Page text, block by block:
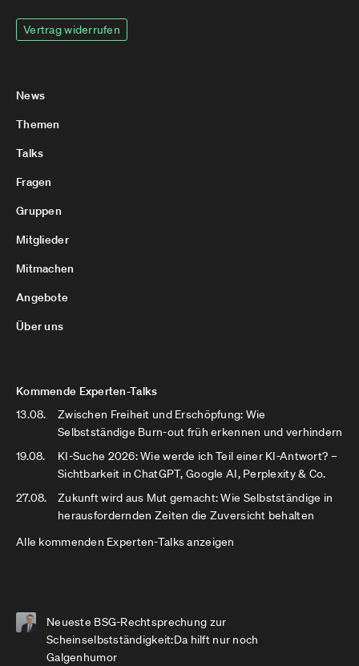
Vertrag widerrufen
News
Themen
Talks
Fragen
Gruppen
Mitglieder
Mitmachen
Angebote
Über uns
Kommende Experten-Talks
13.08.
Zwischen Freiheit und Erschöpfung: Wie
Selbstständige Burn-out früh erkennen und verhindern
19.08.
KI-Suche 2026: Wie werde ich Teil einer KI-Antwort? –
Sichtbarkeit in ChatGPT, Google AI, Perplexity & Co.
27.08.
Zukunft wird aus Mut gemacht: Wie Selbstständige in
herausfordernden Zeiten die Zuversicht behalten
Alle kommenden Experten-Talks anzeigen
Neueste BSG-Rechtsprechung zur
Scheinselbstständigkeit:Da hilft nur noch
Galgenhumor